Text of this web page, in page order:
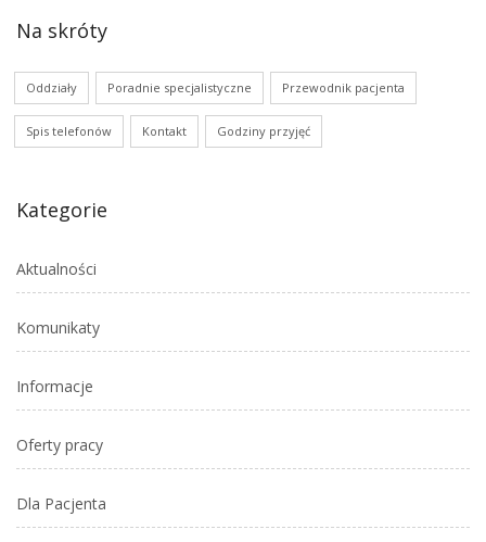
Na skróty
Oddziały Poradnie specjalistyczne Przewodnik pacjenta
Spis telefonów Kontakt Godziny przyjęć
Kategorie
Aktualności
Komunikaty
Informacje
Oferty pracy
Dla Pacjenta